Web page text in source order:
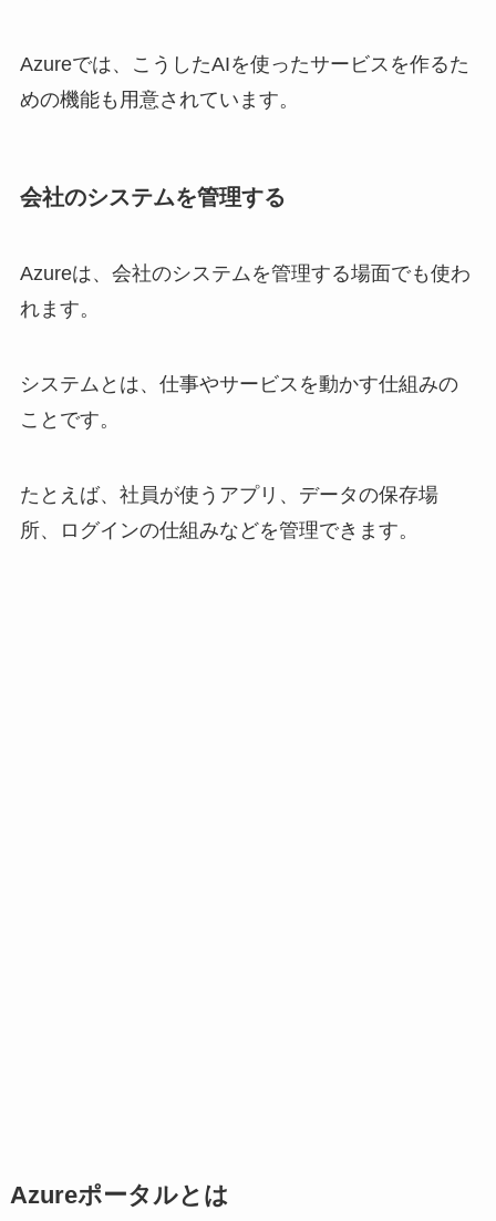
Azureでは、こうしたAIを使ったサービスを作るた
めの機能も用意されています。
会社のシステムを管理する
Azureは、会社のシステムを管理する場面でも使わ
れます。
システムとは、仕事やサービスを動かす仕組みの
ことです。
たとえば、社員が使うアプリ、データの保存場
所、ログインの仕組みなどを管理できます。
Azureポータルとは